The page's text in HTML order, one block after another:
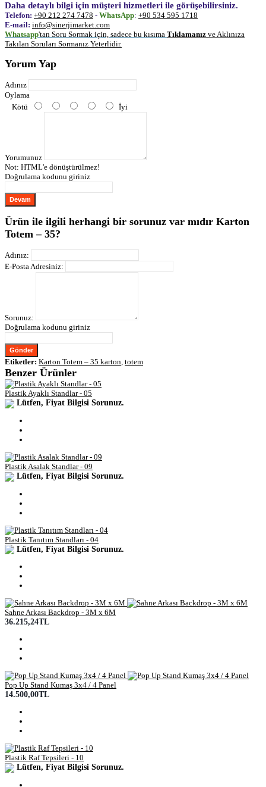
Daha detaylı bilgi için müşteri hizmetleri ile görüşebilirsiniz.
Telefon: +90 212 274 7478 - WhatsApp: +90 534 595 1718
E-mail: info@sinerjimarket.com
Whatsapp'tan Soru Sormak için, sadece bu kısıma Tıklamanız ve Aklınıza
Takılan Soruları Sormanız Yeterlidir.
Yorum Yap
Adınız
Oylama
Kötü
İyi
Yorumunuz
Not: HTML'e dönüştürülmez!
Doğrulama kodunu giriniz
Devam
Ürün ile ilgili herhangi bir sorunuz var mıdır Karton
Totem – 35?
Adınız:
E-Posta Adresiniz:
Sorunuz:
Doğrulama kodunu giriniz
Gönder
Etiketler: Karton Totem – 35 karton, totem
Benzer Ürünler
Plastik Ayaklı Standlar - 05
Lütfen, Fiyat Bilgisi Sorunuz.
Plastik Asalak Standlar - 09
Lütfen, Fiyat Bilgisi Sorunuz.
Plastik Tanıtım Standları - 04
Lütfen, Fiyat Bilgisi Sorunuz.
Sahne Arkası Backdrop - 3M x 6M
36.215,24TL
Pop Up Stand Kumaş 3x4 / 4 Panel
14.500,00TL
Plastik Raf Tepsileri - 10
Lütfen, Fiyat Bilgisi Sorunuz.